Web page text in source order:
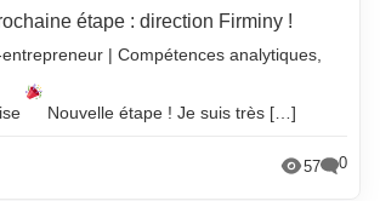
étape : direction Firminy !
| Compétences analytiques,
Nouvelle étape ! Je suis très […]
57 0